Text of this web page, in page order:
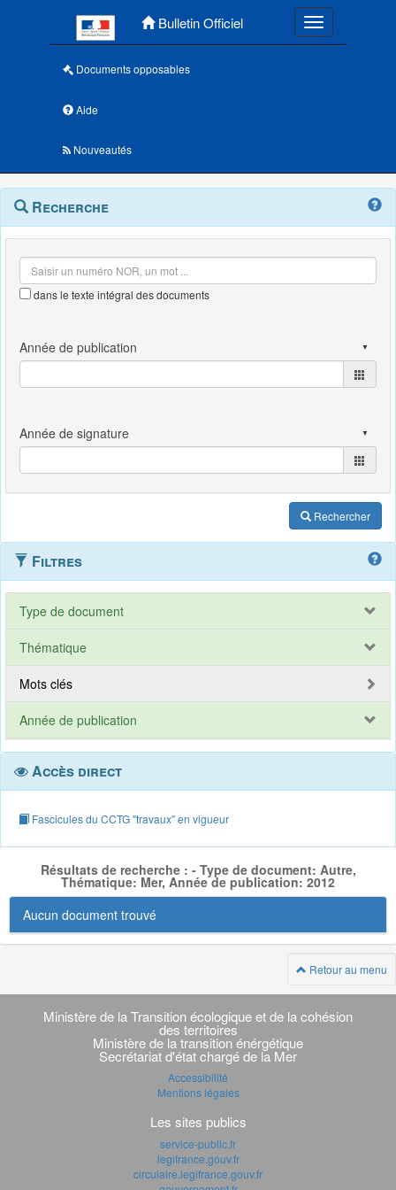
Bulletin Officiel Toggle
Documents opposables
Aide
Nouveautés
Navigation
outils
Menu
contextuel
Recherche
dans le texte intégral des documents
Rechercher
Filtres
Type de document
Thématique
Mots clés
Année de publication
Accès direct
Fascicules du CCTG "travaux" en vigueur
Résultats de recherche : - Type de document: Autre,
Thématique: Mer, Année de publication: 2012
Aucun document trouvé
Retour au menu
Navigation
transverse
Ministère de la Transition écologique et de la cohésion
des territoires
Ministère de la transition énérgétique
Secrétariat d'état chargé de la Mer
Accessibilité
Mentions légales
Les sites publics
service-public.fr
legifrance.gouv.fr
circulaire.legifrance.gouv.fr